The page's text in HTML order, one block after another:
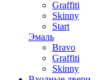
Graffiti
Skinny
Start
Эмаль
Bravo
Graffiti
Skinny